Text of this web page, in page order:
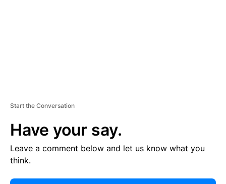
Start the Conversation
Have your say.
Leave a comment below and let us know what you
think.